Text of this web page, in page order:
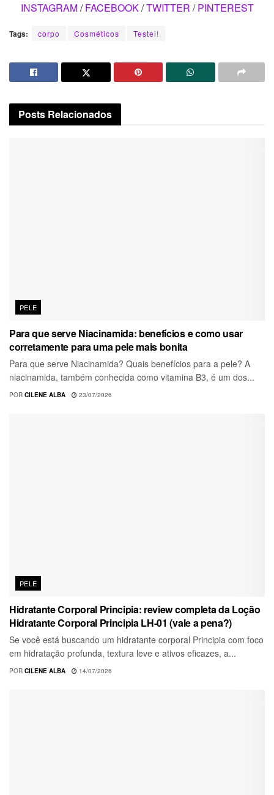
INSTAGRAM/FACEBOOK/TWITTER /PINTEREST
Tags: corpo Cosméticos Testei!
Posts Relacionados
PELE
Para que serve Niacinamida: benefícios e como usar
corretamente para uma pele mais bonita
Para que serve Niacinamida? Quais benefícios para a pele? A
niacinamida, também conhecida como vitamina B3, é um dos...
POR CILENE ALBA 23/07/2026
PELE
Hidratante Corporal Principia: review completa da Loção
Hidratante Corporal Principia LH-01 (vale a pena?)
Se você está buscando um hidratante corporal Principia com foco
em hidratação profunda, textura leve e ativos eficazes, a...
POR CILENE ALBA 14/07/2026